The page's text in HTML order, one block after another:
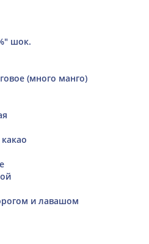
шок.
(много манго)
и лавашом